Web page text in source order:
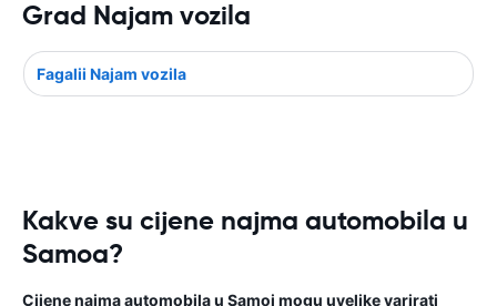
Grad Najam vozila
Fagalii Najam vozila
Kakve su cijene najma automobila u
Samoa?
Cijene najma automobila u Samoi mogu uvelike varirati